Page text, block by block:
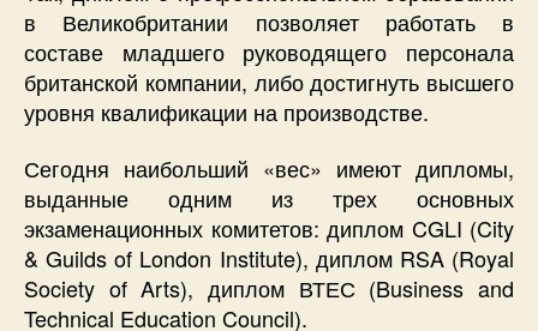
в Великобритании позволяет работать в
составе младшего руководящего персонала
британской компании, либо достигнуть высшего
уровня квалификации на производстве.
Сегодня наибольший «вес» имеют дипломы,
выданные одним из трех основных
экзаменационных комитетов: диплом CGLI (City
& Guilds of London Institute), диплом RSA (Royal
Society of Arts), диплом ВТЕС (Business and
Technical Education Council).